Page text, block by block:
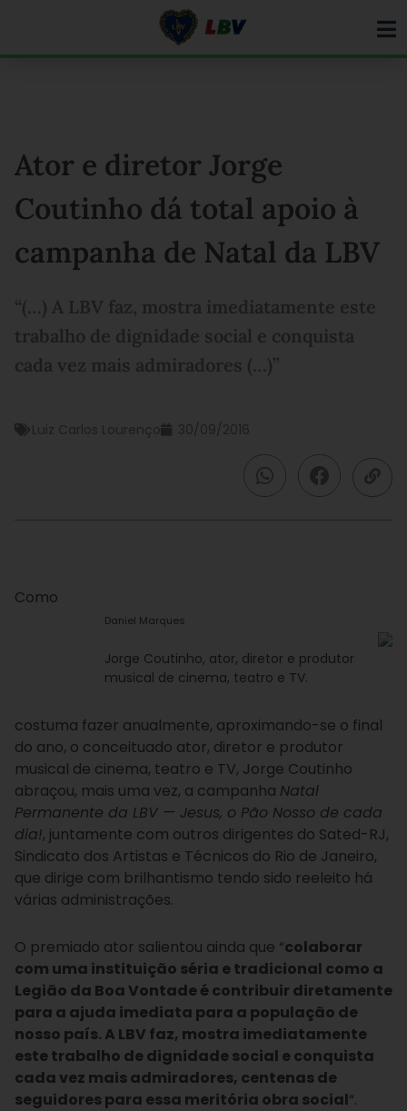
Ator e diretor Jorge
Coutinho dá total apoio à
campanha de Natal da LBV
“(…) A LBV faz, mostra imediatamente este
trabalho de dignidade social e conquista
cada vez mais admiradores (…)”
Luiz Carlos Lourenço 30/09/2016
Daniel Marques
Jorge Coutinho, ator, diretor e produtor
musical de cinema, teatro e TV.
Como
costuma fazer anualmente, aproximando-se o final
do ano, o conceituado ator, diretor e produtor
musical de cinema, teatro e TV, Jorge Coutinho
abraçou, mais uma vez, a campanha Natal
Permanente da LBV — Jesus, o Pão Nosso de cada
dia!, juntamente com outros dirigentes do Sated-RJ,
Sindicato dos Artistas e Técnicos do Rio de Janeiro,
que dirige com brilhantismo tendo sido reeleito há
várias administrações.
O premiado ator salientou ainda que “colaborar
com uma instituição séria e tradicional como a
Legião da Boa Vontade é contribuir diretamente
para a ajuda imediata para a população de
nosso país. A LBV faz, mostra imediatamente
este trabalho de dignidade social e conquista
cada vez mais admiradores, centenas de
seguidores para essa meritória obra social“.